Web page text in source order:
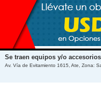
Se traen equipos y/o
Av. Vía de Evitamiento 1615, Ate, Zona: